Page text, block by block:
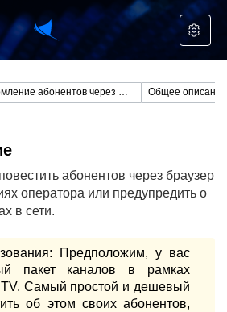
Уведомление абонентов через Redirect Общее описание
абонентов через браузер
оператора или предупредить о
в сети.
Предположим, у вас
пакет каналов в рамках
Самый простой и дешевый
об этом своих абонентов,